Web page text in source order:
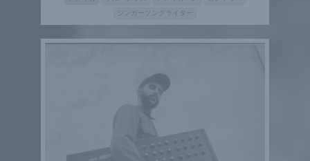
シンガーソングライター